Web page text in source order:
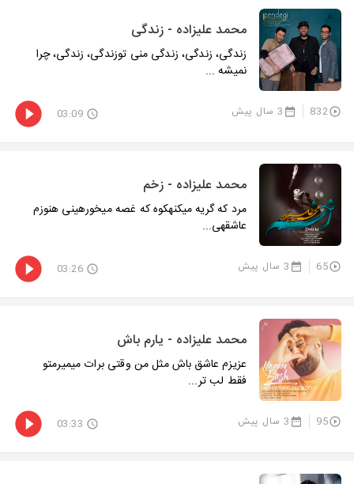
محمد علیزاده - زندگی
زندگی، زندگی، زندگی منی توزندگی، زندگی، چرا
نمیشه ...
832 3 سال پیش 03:09
محمد علیزاده - زخم
مرد که گریه میکنهکوه که غصه میخورهینی هنوزم
عاشقهی...
65 3 سال پیش 03:26
محمد علیزاده - یارم باش
عزیزم عاشق باش مثل من وقتی برات میمیرمتو
فقط لب تر...
95 3 سال پیش 03:33